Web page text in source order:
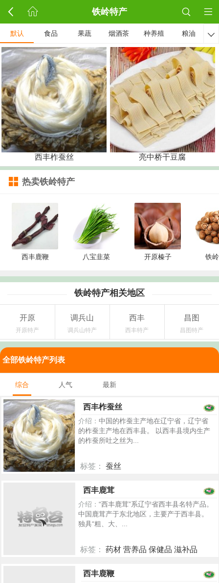
铁岭特产
默认 食品 果蔬 烟酒茶 种养殖 粮油 
西丰柞蚕丝 亮中桥干豆腐
热卖铁岭特产
西丰鹿鞭 八宝韭菜 开原榛子 铁
铁岭特产相关地区
开原
开原特产
调兵山
调兵山特产
西丰
西丰特产
昌图
昌图特产
全部铁岭特产列表
综合 人气 最新
西丰柞蚕丝
介绍： 中国的柞蚕主产地在辽宁省，辽宁省
的柞蚕主产地在西丰县。 以西丰县境内生产
的柞蚕所吐之丝为...
标签： 蚕丝
西丰鹿茸
介绍： “西丰鹿茸”系辽宁省西丰县名特产品。
中国鹿茸产于东北地区，主要产于西丰县。
独具“粗、大、...
标签： 药材 营养品 保健品 滋补品
西丰鹿鞭